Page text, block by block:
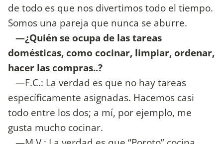
de todo es que nos divertimos todo el tiempo.
Somos una pareja que nunca se aburre.
—¿Quién se ocupa de las tareas
domésticas, como cocinar, limpiar, ordenar,
hacer las compras..?
—F.C.: La verdad es que no hay tareas
específicamente asignadas. Hacemos casi
todo entre los dos; a mí, por ejemplo, me
gusta mucho cocinar.